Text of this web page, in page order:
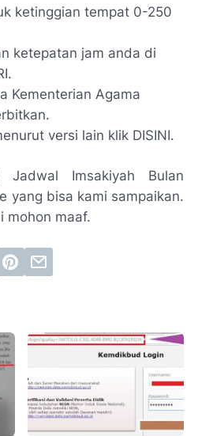
ketinggian tempat 0-250
ketepatan jam anda di
Kementerian Agama
versi lain klik DISINI.
Jadwal Imsakiyah Bulan
yang bisa kami sampaikan.
mohon maaf.